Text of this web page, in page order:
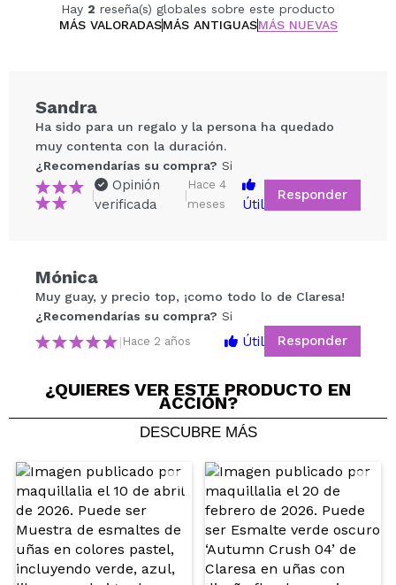
Hay 2 reseña(s) globales sobre este producto
MÁS VALORADASMÁS ANTIGUASMÁS NUEVAS
Tu vídeo podría ser el primero. Imagínatelo...
¿Recomendarías su compra? Si No
ENVIAR
Sandra
Ha sido para un regalo y la persona ha quedado
muy contenta con la duración.
¿Recomendarías su compra? Si
|
Opinión
verificada
|
Hace 4
meses
Útil
Responder
Mónica
Muy guay, y precio top, ¡como todo lo de Claresa!
¿Recomendarías su compra? Si
| Hace 2 años Útil Responder
¿QUIERES VER ESTE PRODUCTO EN
ACCIÓN?
DESCUBRE MÁS